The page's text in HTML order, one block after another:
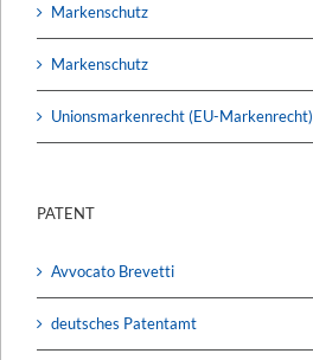
Markenschutz
Markenschutz
Unionsmarkenrecht (EU-Markenrecht)
PATENT
Avvocato Brevetti
deutsches Patentamt